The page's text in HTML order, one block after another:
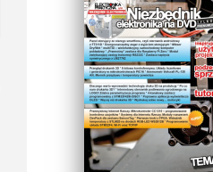
Zegary, timery